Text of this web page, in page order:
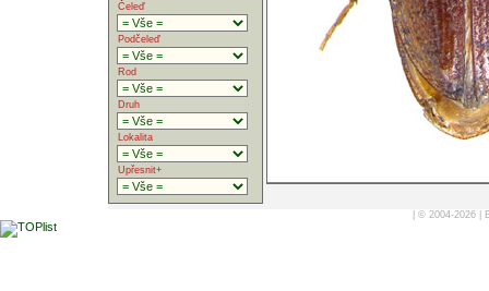
Čeleď
Podčeleď
Rod
Druh
Lokalita
Upřesnit+
| © 2004-2026 |